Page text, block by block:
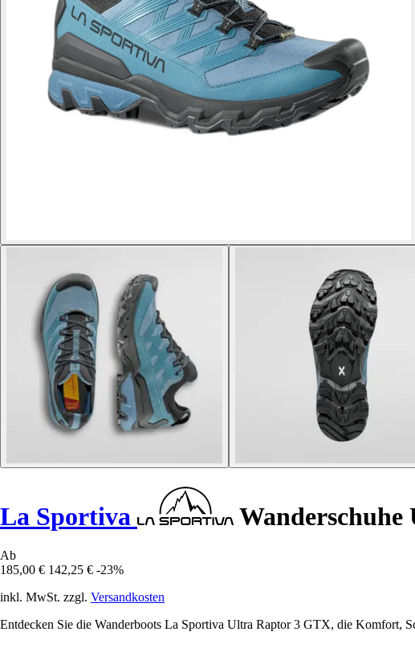
La Sportiva
Ab
185,00 € 142,25 € -23%
inkl. MwSt. zzgl. Versandkosten
Entdecken Sie die Wanderboots La Sportiva Ultra Raptor 3 GTX, die Komfort,